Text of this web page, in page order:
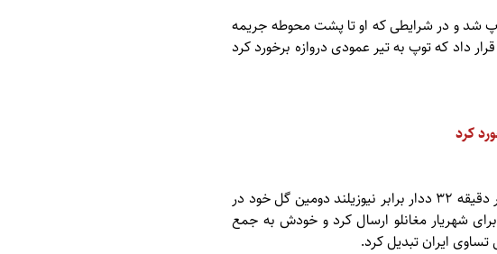
توپ شد و در شرایطی که او تا پشت محوطه جریمه
داد که توپ به تیر عمودی دروازه برخورد کرد
کرد
رامین رضائیان که دومین گل ایران در دیدار دوره گذشته برابر ولز را به ثمر رسانده بود، در دقیقه ۳۲ ددار برابر نیوزیلند دومین گل خود در
شهریار مغانلو ارسال کرد و خودش به جمع
ایران تبدیل کرد.